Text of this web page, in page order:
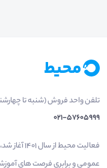
تلفن واحد فروش (شنبه تا چهارشنبه از 08:00
021-57605999
فعالیت
عمومی و برابری فرصت های